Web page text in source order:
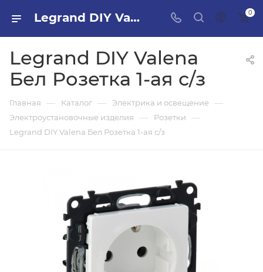
Legrand DIY Valena Бел Розетка 1-ая с/з в ПИЛОН — купить стройматериалы в интернет-магазине ПИЛОН с доставкой оптом и в розницу 0
Legrand DIY Valena
Бел Розетка 1-ая с/з
Главная — Каталог — Электрика и освещение —
Электроустановочные изделия — Розетки —
Legrand DIY Valena Бел Розетка 1-ая с/з